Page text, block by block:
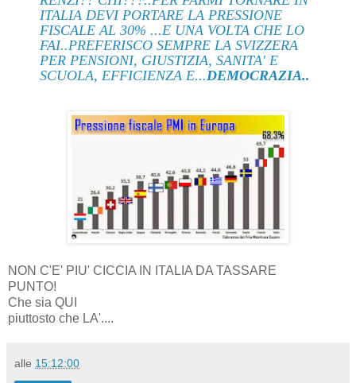
ITALIA DEVI PORTARE LA PRESSIONE
FISCALE AL 30% ...E UNA VOLTA CHE LO
FAI..PREFERISCO SEMPRE LA SVIZZERA
PER PENSIONI, GIUSTIZIA, SANITA' E
SCUOLA, EFFICIENZA E...DEMOCRAZIA..
NON C'E' PIU' CICCIA IN ITALIA DA TASSARE
PUNTO!
Che sia QUI
piuttosto che LA'....
alle 15:12:00